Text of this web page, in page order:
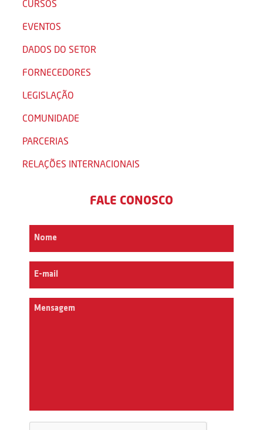
CURSOS
EVENTOS
DADOS DO SETOR
FORNECEDORES
LEGISLAÇÃO
COMUNIDADE
PARCERIAS
RELAÇÕES INTERNACIONAIS
FALE CONOSCO